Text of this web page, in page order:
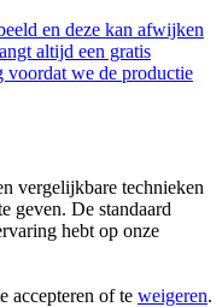
en deze kan afwijken
altijd een gratis
we de productie
vergelijkbare technieken
geven. De standaard
hebt op onze
accepteren of te weigeren.